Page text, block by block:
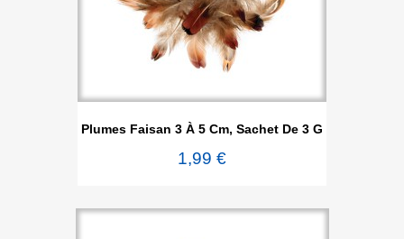
Plumes Faisan 3 À 5 Cm, Sachet De 3 G
1,99 €